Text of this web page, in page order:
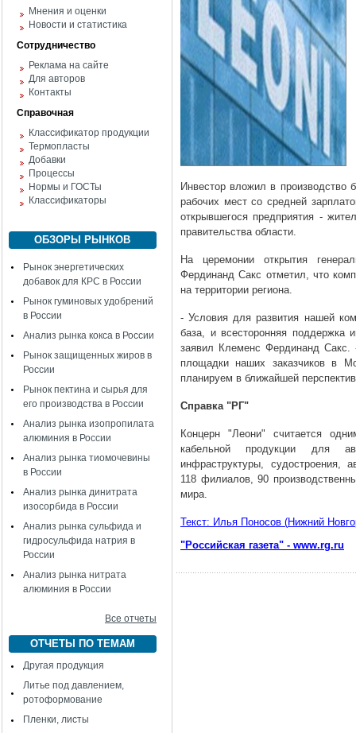
Мнения и оценки
Новости и статистика
Сотрудничество
Реклама на сайте
Для авторов
Контакты
Справочная
Классификатор продукции
Термопласты
Добавки
Процессы
Нормы и ГОСТы
Классификаторы
ОБЗОРЫ РЫНКОВ
Рынок энергетических
добавок для КРС в России
Рынок гуминовых удобрений
в России
Анализ рынка кокса в России
Рынок защищенных жиров в
России
Рынок пектина и сырья для
его производства в России
Анализ рынка изопропилата
алюминия в России
Анализ рынка тиомочевины
в России
Анализ рынка динитрата
изосорбида в России
Анализ рынка сульфида и
гидросульфида натрия в
России
Анализ рынка нитрата
алюминия в России
Все отчеты
ОТЧЕТЫ ПО ТЕМАМ
Другая продукция
Литье под давлением,
ротоформование
Пленки, листы
Инвестор вложил в производство
рабочих мест со средней
открывшегося предприятия -
правительства области.
На церемонии открытия
Фердинанд Сакс отметил, что
на территории региона.
- Условия для развития нашей
база, и всесторонняя поддержка
заявил Клеменс Фердинанд Сакс.
площадки наших заказчиков в
планируем в ближайшей
Справка "РГ"
Концерн "Леони" считается
кабельной продукции для
инфраструктуры, судостроения,
118 филиалов, 90
мира.
Текст: Илья Поносов (Нижний
"Российская газета" - www.rg.ru